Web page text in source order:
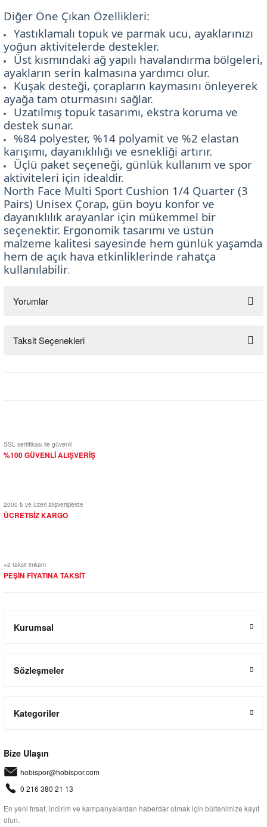
Diğer Öne Çıkan Özellikleri:
Yastıklamalı topuk ve parmak ucu, ayaklarınızı
yoğun aktivitelerde destekler.
Üst kısmındaki ağ yapılı havalandırma bölgeleri,
ayakların serin kalmasına yardımcı olur.
Kuşak desteği, çorapların kaymasını önleyerek
ayağa tam oturmasını sağlar.
Uzatılmış topuk tasarımı, ekstra koruma ve
destek sunar.
%84 polyester, %14 polyamit ve %2 elastan
karışımı, dayanıklılığı ve esnekliği artırır.
Üçlü paket seçeneği, günlük kullanım ve spor
aktiviteleri için idealdir.
North Face Multi Sport Cushion 1/4 Quarter (3
Pairs) Unisex Çorap, gün boyu konfor ve
dayanıklılık arayanlar için mükemmel bir
seçenektir. Ergonomik tasarımı ve üstün
malzeme kalitesi sayesinde hem günlük yaşamda
hem de açık hava etkinliklerinde rahatça
kullanılabilir.
Yorumlar
Bu ürüne ilk yorumu siz yapın!
Taksit Seçenekleri
SSL sertifikası ile güvenli
%100 GÜVENLİ ALIŞVERİŞ
2000 ₺ ve üzeri alışverişlerde
ÜCRETSİZ KARGO
+2 taksit imkanı
PEŞİN FİYATINA TAKSİT
Kurumsal
Sözleşmeler
Kategoriler
Bize Ulaşın
hobispor@hobispor.com
0 216 380 21 13
En yeni fırsat, indirim ve kampanyalardan haberdar olmak için bültenimize kayıt
olun.